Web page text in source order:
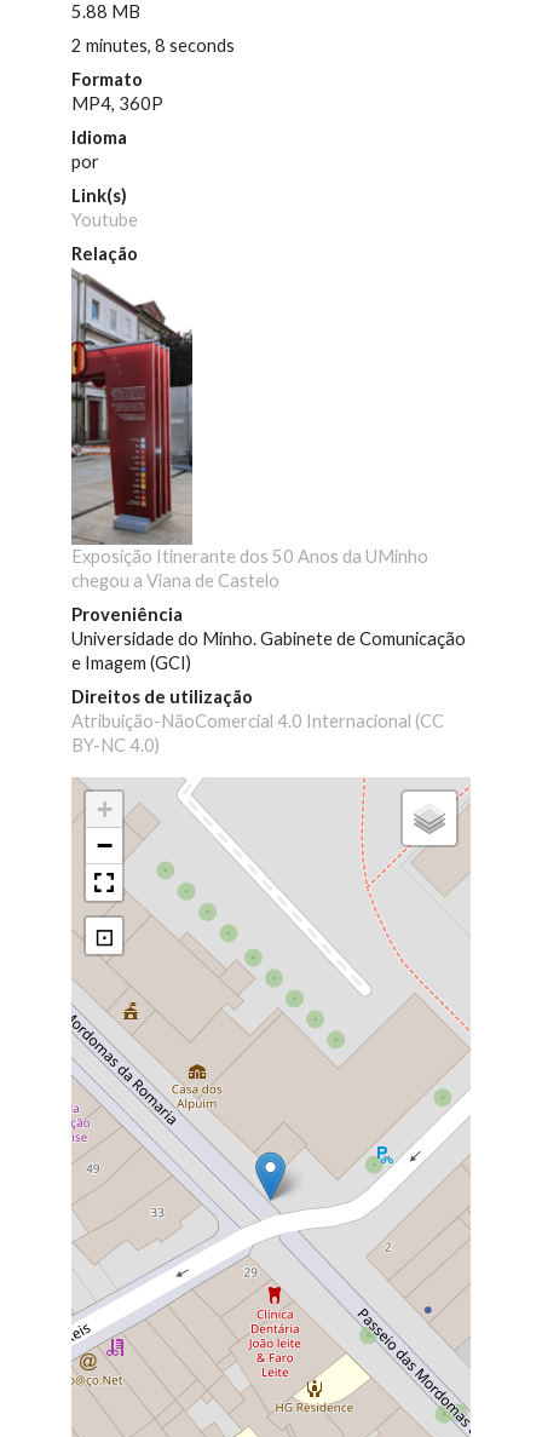
5.88 MB
2 minutes, 8 seconds
Formato
MP4, 360P
Idioma
por
Link(s)
Youtube
Relação
Exposição Itinerante dos 50 Anos da UMinho
chegou a Viana de Castelo
Proveniência
Universidade do Minho. Gabinete de Comunicação
e Imagem (GCI)
Direitos de utilização
Atribuição-NãoComercial 4.0 Internacional (CC
BY-NC 4.0)
+
−
⊡